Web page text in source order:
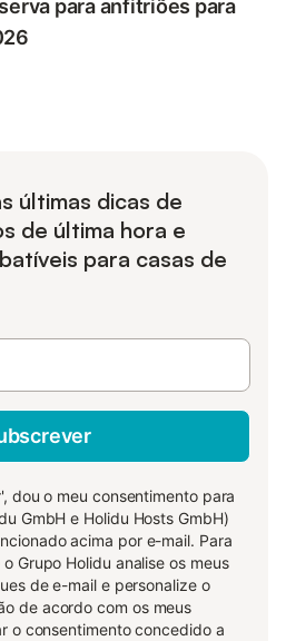
para anfitriões para
últimas dicas de
de última hora e
para casas de
dou o meu consentimento para
GmbH e Holidu Hosts GmbH)
acima por e-mail. Para
Grupo Holidu analise os meus
de e-mail e personalize o
de acordo com os meus
o consentimento concedido a